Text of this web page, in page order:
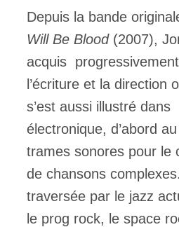
Depuis la bande
Will Be Blood(2007),
acquis
l’écriture et la direction
s’est aussi illustré
électronique, d’abord
trames sonores pour le
de chansons
traversée par le jazz
le prog rock, le space